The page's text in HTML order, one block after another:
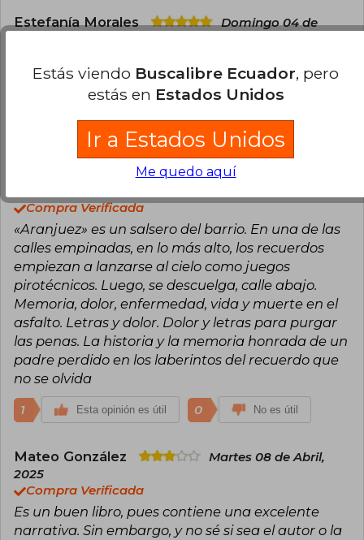
Estefanía Morales
Domingo 04 de
Excelente, cada capítulo me atrapó. Muy buen
Domingo 20 de
Compra Verificada
«Aranjuez» es un salsero del barrio. En una de las
calles empinadas, en lo más alto, los recuerdos
empiezan a lanzarse al cielo como juegos
pirotécnicos. Luego, se descuelga, calle abajo.
Memoria, dolor, enfermedad, vida y muerte en el
asfalto. Letras y dolor. Dolor y letras para purgar
las penas. La historia y la memoria honrada de un
padre perdido en los laberintos del recuerdo que
no se olvida
1 Esta opinión es útil 0 No es útil
Mateo González
Martes 08 de Abril,
2025
Compra Verificada
Es un buen libro, pues contiene una excelente
narrativa. Sin embargo, y no sé si sea el autor o la
Estás viendo Buscalibre Ecuador, pero
estás en Estados Unidos
Ir a Estados Unidos
Me quedo aquí